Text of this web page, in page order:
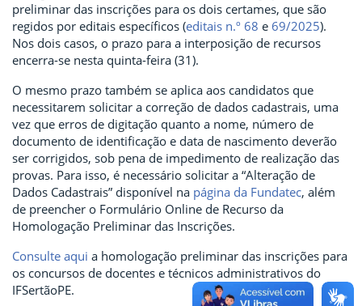
preliminar das inscrições para os dois certames, que são
regidos por editais específicos (editais n.º 68 e 69/2025).
Nos dois casos, o prazo para a interposição de recursos
encerra-se nesta quinta-feira (31).
O mesmo prazo também se aplica aos candidatos que
necessitarem solicitar a correção de dados cadastrais, uma
vez que erros de digitação quanto a nome, número de
documento de identificação e data de nascimento deverão
ser corrigidos, sob pena de impedimento de realização das
provas. Para isso, é necessário solicitar a “Alteração de
Dados Cadastrais” disponível na página da Fundatec, além
de preencher o Formulário Online de Recurso da
Homologação Preliminar das Inscrições.
Consulte aqui a homologação preliminar das inscrições para
os concursos de docentes e técnicos administrativos do
IFSertãoPE.